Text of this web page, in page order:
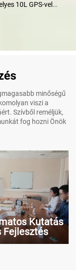
10L GPS-vel
minőségű
viszi a
Szívből reméljük,
fog hozni Önök
Kutatás
Fejlesztés